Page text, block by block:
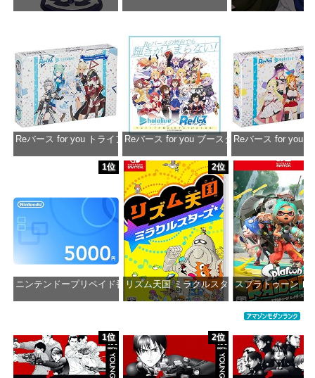
Reバース for you トライアルデッキ ホロライブプロダクション ver.ホロ
価格：¥1,650
Reバース for you ブースターパック ホロライ
価格：¥2,980
Reバース for you
価格：
1位
ニンテンドープリペイド番号 5000円|オンラインコード版
2位
リズム天国 ミラクルスターズ -Switch
スプラトゥーン レ
1位 2位